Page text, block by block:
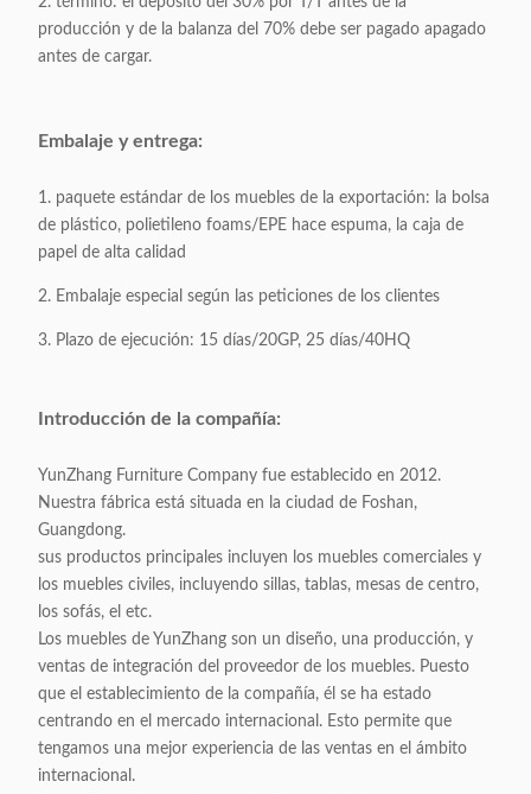
producción y de la balanza del 70% debe ser pagado apagado
antes de cargar.
Embalaje y entrega:
1. paquete estándar de los muebles de la exportación: la bolsa
de plástico, polietileno foams/EPE hace espuma, la caja de
papel de alta calidad
2. Embalaje especial según las peticiones de los clientes
3. Plazo de ejecución: 15 días/20GP, 25 días/40HQ
Introducción de la compañía:
YunZhang Furniture Company fue establecido en 2012.
Nuestra fábrica está situada en la ciudad de Foshan,
Guangdong.
sus productos principales incluyen los muebles comerciales y
los muebles civiles, incluyendo sillas, tablas, mesas de centro,
los sofás, el etc.
Los muebles de YunZhang son un diseño, una producción, y
ventas de integración del proveedor de los muebles. Puesto
que el establecimiento de la compañía, él se ha estado
centrando en el mercado internacional. Esto permite que
tengamos una mejor experiencia de las ventas en el ámbito
internacional.